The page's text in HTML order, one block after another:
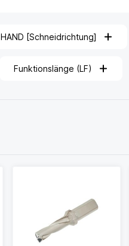
HAND [Schneidrichtung]
Funktionslänge (LF)